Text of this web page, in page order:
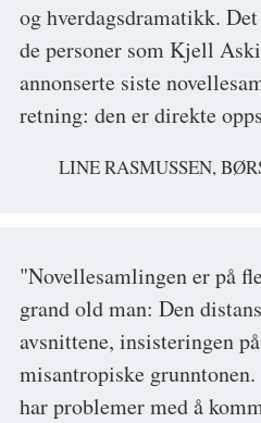
og hverdagsdramatikk.
de personer som Kjell
annonserte siste
retning: den er direkte
LINE RASMUSSEN,
"Novellesamlingen er på
grand old man: Den
avsnittene, insisteringen
misantropiske
har problemer med å